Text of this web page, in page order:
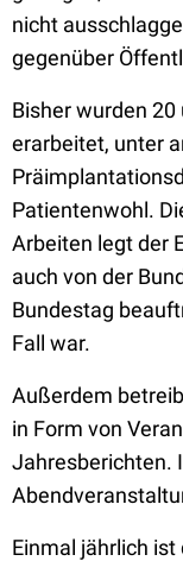
nicht
gegenüber
Bisher wurden
erarbeitet, unter
Patientenwohl.
Arbeiten legt der
auch von der
Bundestag
Fall war.
Außerdem
in Form von
Jahresberichten.
Einmal jährlich